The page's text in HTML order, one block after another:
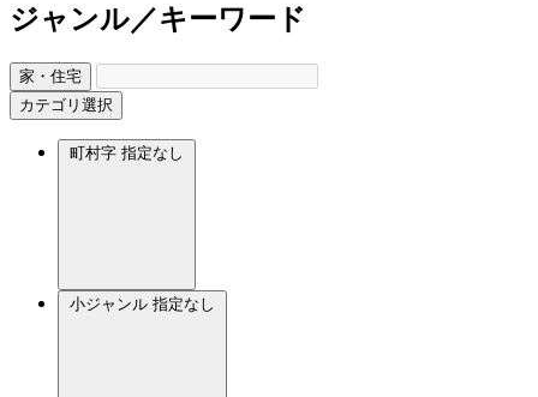
ジャンル／キーワード
家・住宅
カテゴリ選択
町村字 指定なし
小ジャンル 指定なし